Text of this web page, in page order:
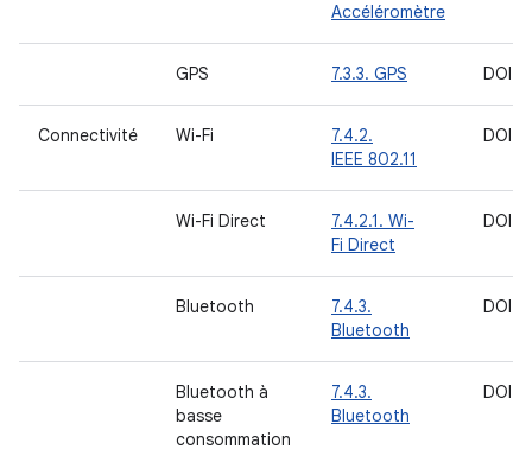
Accéléromètre
GPS 7.3.3. GPS DOIT
Connectivité Wi-Fi
7.4.2.
IEEE 802.11
DOIT
Wi-Fi Direct
7.4.2.1. Wi-
Fi Direct
DOIT
Bluetooth
7.4.3.
Bluetooth
DOIT
Bluetooth à
basse
consommation
7.4.3.
Bluetooth
DOIT